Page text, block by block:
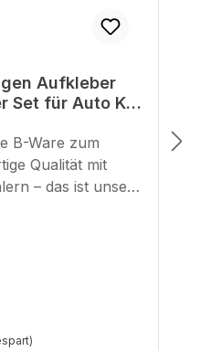
Aufkleber
Set für Auto Kfz
B-Ware zum
Qualität mit
– das ist unsere